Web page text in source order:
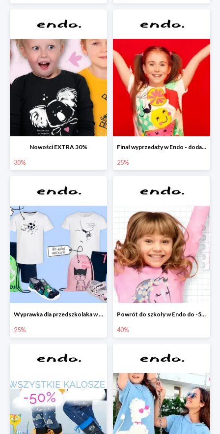
Nowości EXTRA 30%
30%
Finał wyprzedaży w Endo - dodatkowe 25% rabatu w Endo
25%
Wyprawka dla przedszkolaka w Endo do -25%
25%
Powrót do szkoły w Endo do -50%
40%